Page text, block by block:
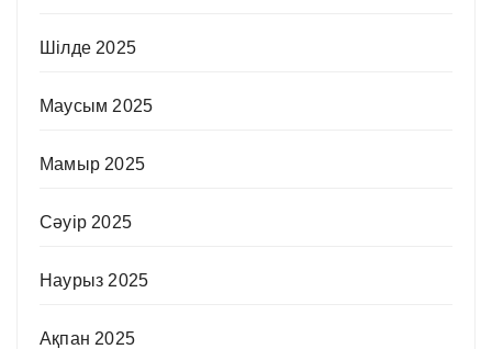
Шілде 2025
Маусым 2025
Мамыр 2025
Сәуір 2025
Наурыз 2025
Ақпан 2025